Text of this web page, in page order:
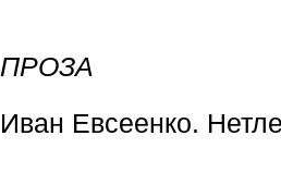
ПРОЗА
Иван Евсеенко.